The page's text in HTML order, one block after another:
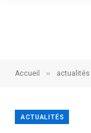
Accueil » actualités
ACTUALITÉS